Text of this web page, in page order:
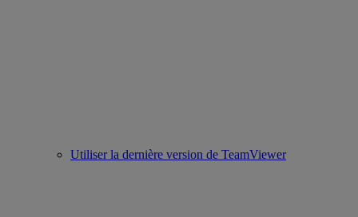
Utiliser la dernière version de TeamViewer